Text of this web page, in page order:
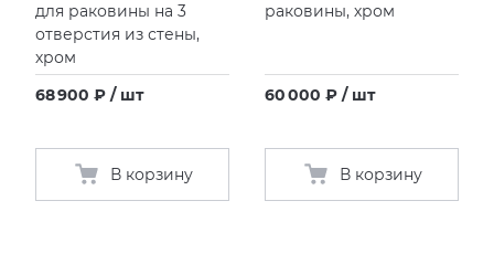
для раковины на 3
отверстия из стены,
хром
68 900 ₽ / шт
В корзину
раковины, хром
60 000 ₽ / шт
В корзину